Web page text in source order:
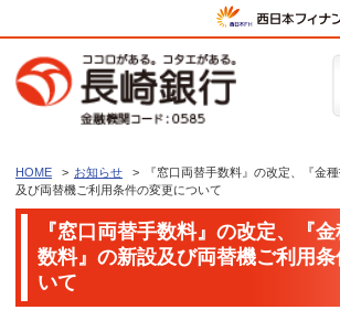
HOME お知らせ
『窓口両替手数料』の改定、『金
及び両替機ご利用条件の変更について
『窓口両替手数料』の改定、『
数料』の新設及び両替機ご利用
いて